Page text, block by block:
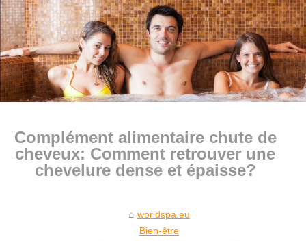
Complément alimentaire chute de
cheveux: Comment retrouver une
chevelure dense et épaisse?
worldspa.eu
Bien-être